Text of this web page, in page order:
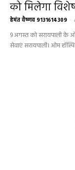
को मिलेगा
हेमंत वैष्णव 9131614309 -
9 अगस्त को सरायपाली के
सेवाएं सरायपाली। ओम